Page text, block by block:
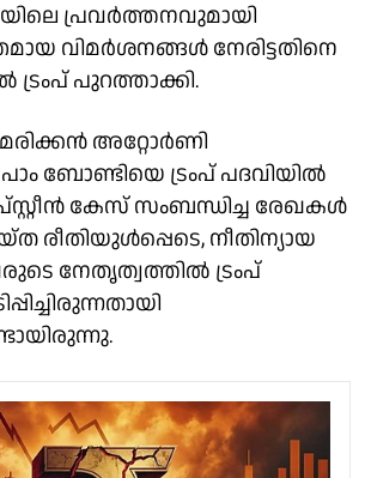
പ്രവർത്തനവുമായി
വിമർശനങ്ങൾ നേരിട്ടതിനെ
ട്രംപ് പുറത്താക്കി.
അറ്റോർണി
ബോണ്ടിയെ ട്രംപ് പദവിയിൽ
കേസ് സംബന്ധിച്ച രേഖകൾ
രീതിയുൾപ്പെടെ, നീതിന്യായ
നേതൃത്വത്തിൽ ട്രംപ്